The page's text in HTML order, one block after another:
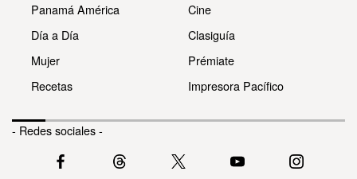
Panamá América
Día a Día
Mujer
Recetas
Cine
Clasiguía
Prémiate
Impresora Pacífico
- Redes sociales -